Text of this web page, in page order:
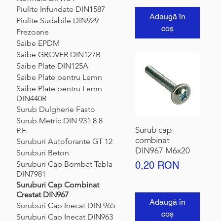
Piulite Infundate DIN1587
Piulite Sudabile DIN929
Prezoane
Saibe EPDM
Saibe GROVER DIN127B
Saibe Plate DIN125A
Saibe Plate pentru Lemn
Saibe Plate pentru Lemn
DIN440R
Surub Dulgherie Fasto
Surub Metric DIN 931 8.8
P.F.
Suruburi Autoforante GT 12
Suruburi Beton
Suruburi Cap Bombat Tabla
DIN7981
Suruburi Cap Combinat
Crestat DIN967
Suruburi Cap Inecat DIN 965
Suruburi Cap Inecat DIN963
Adaugă în
coș
Surub cap
combinat
DIN967 M6x20
Preț
0,20 RON
Adaugă în
coș